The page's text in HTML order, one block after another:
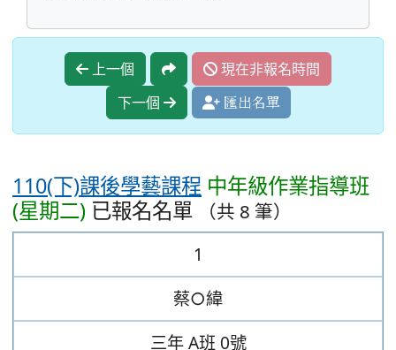
上一個
現在非報名時間
下一個
匯出名單
110(下)課後學藝課程 中年級作業指導班
(星期二) 已報名名單 （共 8 筆）
1
蔡○緯
三年 A班 0號